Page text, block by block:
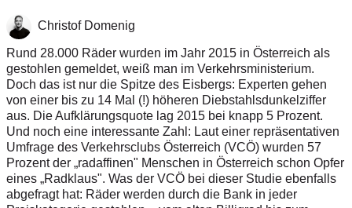
Christof Domenig
Rund 28.000 Räder wurden im Jahr 2015 in Österreich als
gestohlen gemeldet, weiß man im Verkehrsministerium.
Doch das ist nur die Spitze des Eisbergs: Experten gehen
von einer bis zu 14 Mal (!) höheren Diebstahlsdunkelziffer
aus. Die Aufklärungsquote lag 2015 bei knapp 5 Prozent.
Und noch eine interessante Zahl: Laut einer repräsentativen
Umfrage des Verkehrs­clubs Österreich (VCÖ) wurden 57
Prozent der „radaffinen" Menschen in Österreich schon Opfer
eines „Radklaus". Was der VCÖ bei dieser Studie ebenfalls
abgefragt hat: Räder werden durch die Bank in jeder